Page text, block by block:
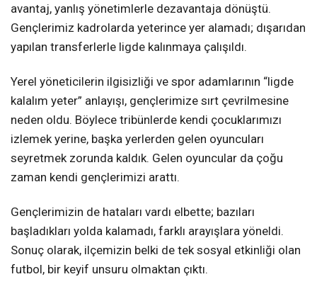
avantaj, yanlış yönetimlerle dezavantaja dönüştü.
Gençlerimiz kadrolarda yeterince yer alamadı; dışarıdan
yapılan transferlerle ligde kalınmaya çalışıldı.
Yerel yöneticilerin ilgisizliği ve spor adamlarının “ligde
kalalım yeter” anlayışı, gençlerimize sırt çevrilmesine
neden oldu. Böylece tribünlerde kendi çocuklarımızı
izlemek yerine, başka yerlerden gelen oyuncuları
seyretmek zorunda kaldık. Gelen oyuncular da çoğu
zaman kendi gençlerimizi arattı.
Gençlerimizin de hataları vardı elbette; bazıları
başladıkları yolda kalamadı, farklı arayışlara yöneldi.
Sonuç olarak, ilçemizin belki de tek sosyal etkinliği olan
futbol, bir keyif unsuru olmaktan çıktı.